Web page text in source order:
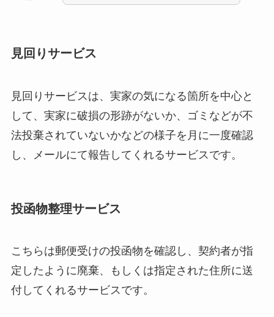
見回りサービス
見回りサービスは、実家の気になる箇所を中心と
して、実家に破損の形跡がないか、ゴミなどが不
法投棄されていないかなどの様子を月に一度確認
し、メールにて報告してくれるサービスです。
投函物整理サービス
こちらは郵便受けの投函物を確認し、契約者が指
定したように廃棄、もしくは指定された住所に送
付してくれるサービスです。